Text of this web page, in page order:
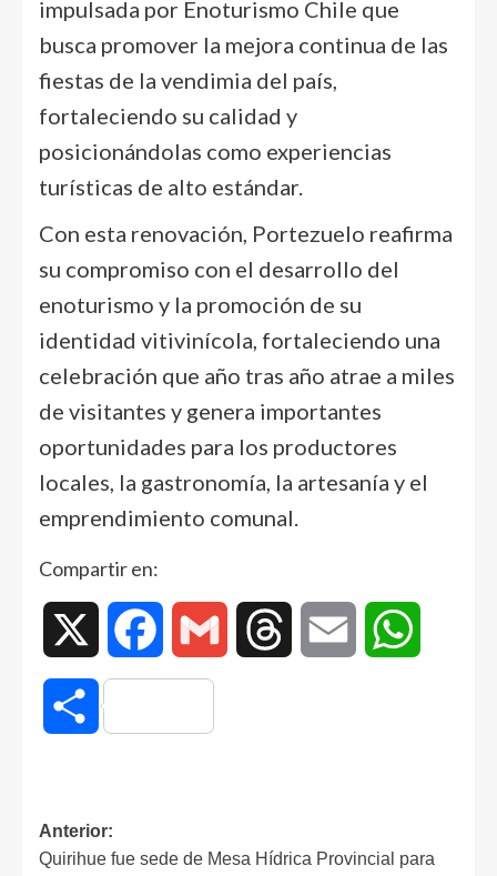
impulsada por Enoturismo Chile que
busca promover la mejora continua de las
fiestas de la vendimia del país,
fortaleciendo su calidad y
posicionándolas como experiencias
turísticas de alto estándar.
Con esta renovación, Portezuelo reafirma
su compromiso con el desarrollo del
enoturismo y la promoción de su
identidad vitivinícola, fortaleciendo una
celebración que año tras año atrae a miles
de visitantes y genera importantes
oportunidades para los productores
locales, la gastronomía, la artesanía y el
emprendimiento comunal.
Compartir en:
Facebook Gmail Threads Email
Compartir
Anterior:
Quirihue fue sede de Mesa Hídrica Provincial para